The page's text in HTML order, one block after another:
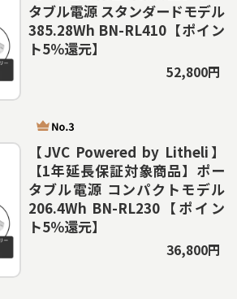
タブル電源 スタンダードモデル
385.28Wh BN-RL410【ポイン
ト5％還元】
52,800円
【JVC Powered by Litheli】
【1年延長保証対象商品】ポー
タブル電源 コンパクトモデル
206.4Wh BN-RL230【ポイン
ト5％還元】
36,800円